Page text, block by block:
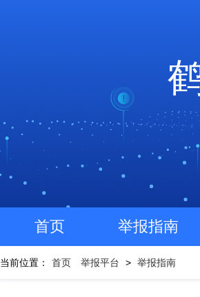
首页 举报指南
当前位置： 首页 举报平台 > 举报指南